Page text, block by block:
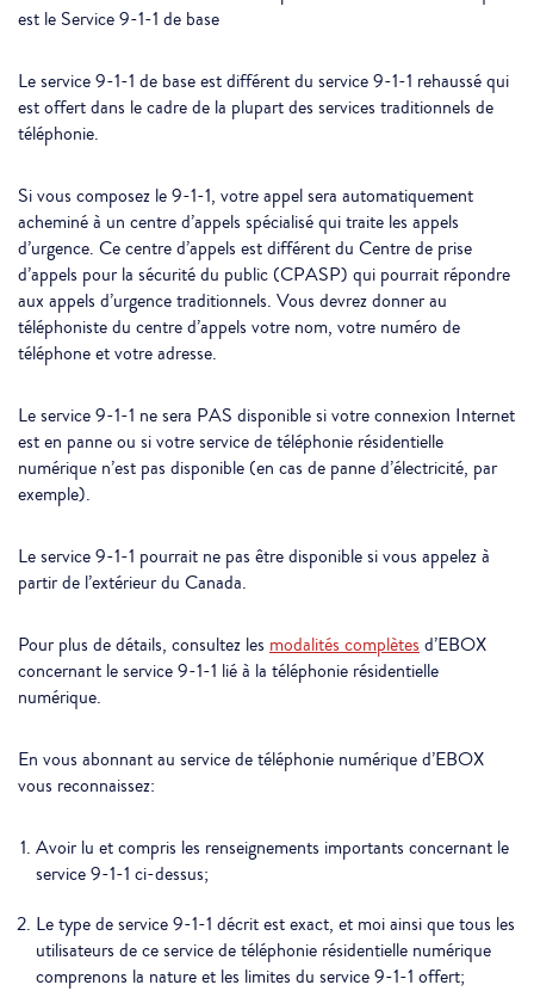
est le Service 9-1-1 de base
Le service 9-1-1 de base est différent du service 9-1-1 rehaussé qui
est offert dans le cadre de la plupart des services traditionnels de
téléphonie.
Si vous composez le 9-1-1, votre appel sera automatiquement
acheminé à un centre d’appels spécialisé qui traite les appels
d’urgence. Ce centre d’appels est différent du Centre de prise
d’appels pour la sécurité du public (CPASP) qui pourrait répondre
aux appels d’urgence traditionnels. Vous devrez donner au
téléphoniste du centre d’appels votre nom, votre numéro de
téléphone et votre adresse.
Le service 9-1-1 ne sera PAS disponible si votre connexion Internet
est en panne ou si votre service de téléphonie résidentielle
numérique n’est pas disponible (en cas de panne d’électricité, par
exemple).
Le service 9-1-1 pourrait ne pas être disponible si vous appelez à
partir de l’extérieur du Canada.
Pour plus de détails, consultez les modalités complètes d’EBOX
concernant le service 9-1-1 lié à la téléphonie résidentielle
numérique.
En vous abonnant au service de téléphonie numérique d’EBOX
vous reconnaissez:
Avoir lu et compris les renseignements importants concernant le
service 9-1-1 ci-dessus;
Le type de service 9-1-1 décrit est exact, et moi ainsi que tous les
utilisateurs de ce service de téléphonie résidentielle numérique
comprenons la nature et les limites du service 9-1-1 offert;